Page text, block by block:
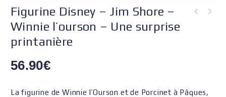
Figurine Disney – Jim Shore –
Winnie l’ourson – Une surprise
printanière
56.90€
La figurine de Winnie l’Ourson et de Porcinet à Pâques,